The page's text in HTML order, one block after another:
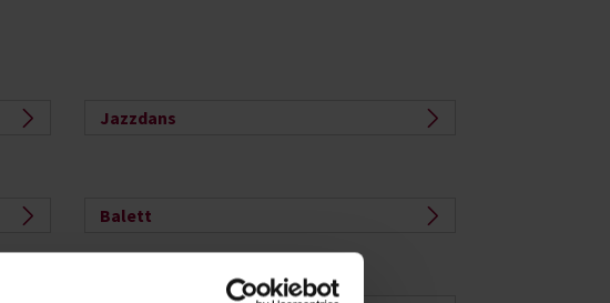
Jazzdans
Balett